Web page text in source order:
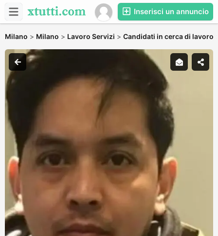
Inserisci un annuncio
Milano > Milano > Lavoro Servizi > Candidati in cerca di lavoro